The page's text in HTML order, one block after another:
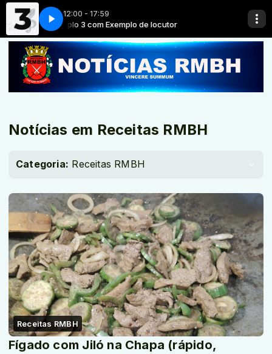
12:00 - 17:59
Exemplo 3 com Exemplo de locutor
Notícias em Receitas RMBH
Categoria: Receitas RMBH
Receitas RMBH
Fígado com Jiló na Chapa (rápido,